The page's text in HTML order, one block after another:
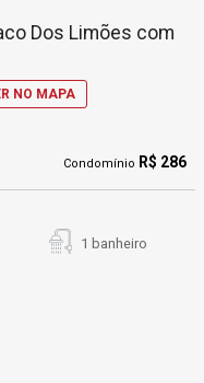
Dos Limões com
NO MAPA
Condomínio R$ 286
1 banheiro